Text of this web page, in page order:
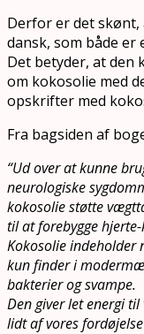
Derfor er det skønt,
dansk, som både
Det betyder, at den
om kokosolie med
opskrifter med
Fra bagsiden af
“Ud over at kunne
neurologiske
kokosolie støtte
til at forebygge
Kokosolie indeholder
kun finder i
bakterier og svampe.
Den giver let energi
lidt af vores